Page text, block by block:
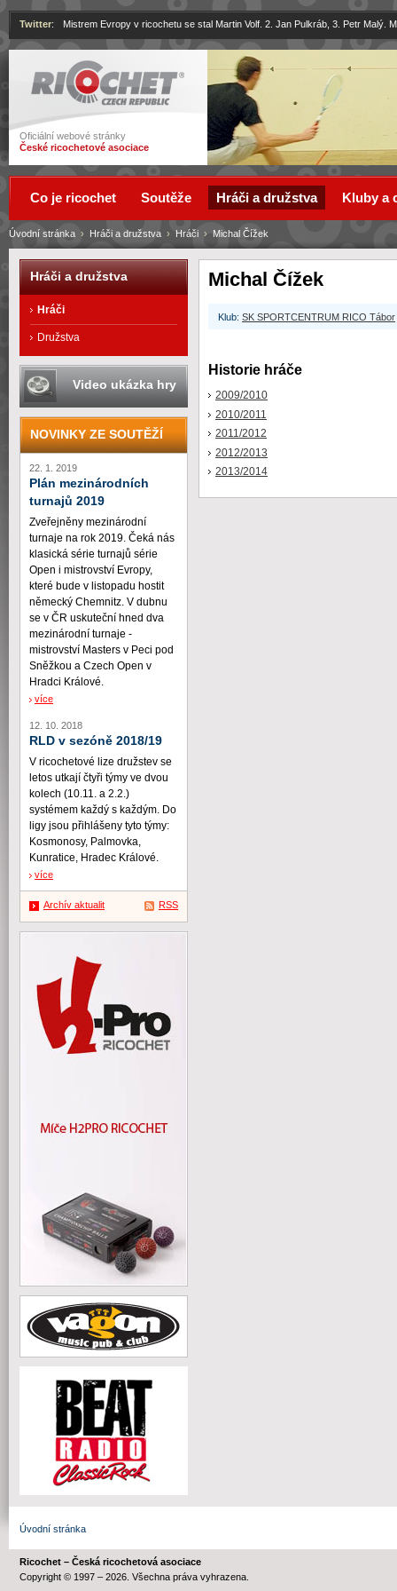
Ricochet
Oficiální webové stránky
České ricochetové asociace
Twitter: Mistrem Evropy v ricochetu se stal Martin Volf. 2. Jan Pulkráb, 3. Petr Malý.
Michal Čížek
Klub: SK SPORTCENTRUM RICO Tábor
Historie hráče
2009/2010
2010/2011
2011/2012
2012/2013
2013/2014
Úvodní stránka › Hráči a družstva › Hráči › Michal Čížek
Co je ricochet Soutěže Hráči a družstva Kluby a
Hráči a družstva
Hráči
Družstva
Video ukázka hry
NOVINKY ZE SOUTĚŽÍ
22. 1. 2019
Plán mezinárodních
turnajů 2019
Zveřejněny mezinárodní
turnaje na rok 2019. Čeká nás
klasická série turnajů série
Open i mistrovství Evropy,
které bude v listopadu hostit
německý Chemnitz. V dubnu
se v ČR uskuteční hned dva
mezinárodní turnaje -
mistrovství Masters v Peci pod
Sněžkou a Czech Open v
Hradci Králové.
více
12. 10. 2018
RLD v sezóně 2018/19
V ricochetové lize družstev se
letos utkají čtyři týmy ve dvou
kolech (10.11. a 2.2.)
systémem každý s každým. Do
ligy jsou přihlášeny tyto týmy:
Kosmonosy, Palmovka,
Kunratice, Hradec Králové.
více
Archív aktualit RSS
Úvodní stránka
Ricochet – Česká ricochetová asociace
Copyright © 1997 – 2026. Všechna práva vyhrazena.